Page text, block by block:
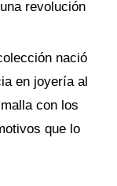
revolución
nació
en joyería al
con los
que lo